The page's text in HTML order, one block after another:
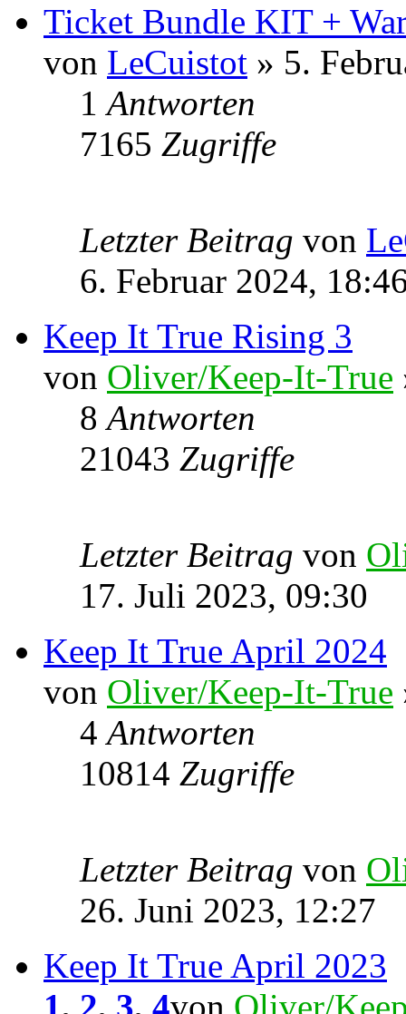
Ticket Bundle KIT +
von LeCuistot » 5.
1Antworten
7165 Zugriffe
Letzter Beitrag von
6. Februar 2024,
Keep It True Rising 3
von Oliver/Keep-It-True
8Antworten
21043 Zugriffe
Letzter Beitrag von
17. Juli 2023, 09:30
Keep It True April 2024
von Oliver/Keep-It-True
4Antworten
10814 Zugriffe
Letzter Beitrag von
26. Juni 2023, 12:27
Keep It True April 2023
1 , 2, 3, 4von Oliver/